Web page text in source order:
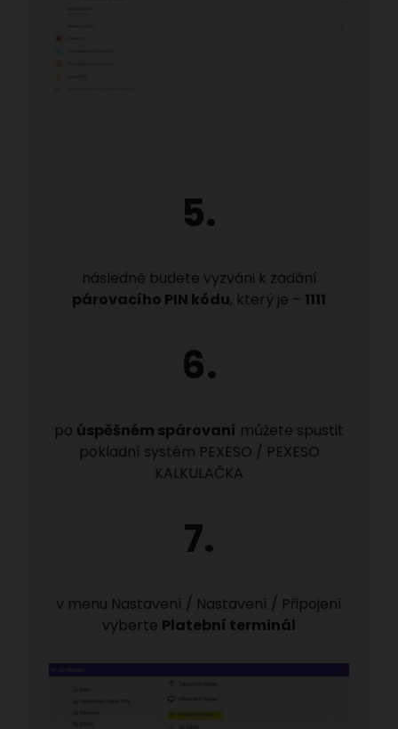
5.
následně budete vyzváni k zadání
párovacího PIN kódu, který je – 1111
6.
po úspěšném spárovaní můžete spustit
pokladní systém PEXESO / PEXESO
KALKULAČKA
7.
v menu Nastavení / Nastavení / Připojení
vyberte Platební terminál